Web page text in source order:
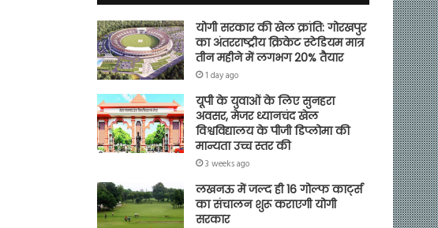
योगी सरकार की खेल क्रांति: गोरखपुर
का अंतरराष्ट्रीय क्रिकेट स्टेडियम मात्र
तीन महीने में लगभग 20% तैयार
1 day ago
यूपी के युवाओं के लिए सुनहरा
अवसर, मेजर ध्यानचंद खेल
विश्वविद्यालय के पीजी डिप्लोमा की
मान्यता उच्च स्तर की
3 weeks ago
लखनऊ में जल्द ही 16 गोल्फ कार्ट्स
का संचालन शुरू कराएगी योगी
सरकार